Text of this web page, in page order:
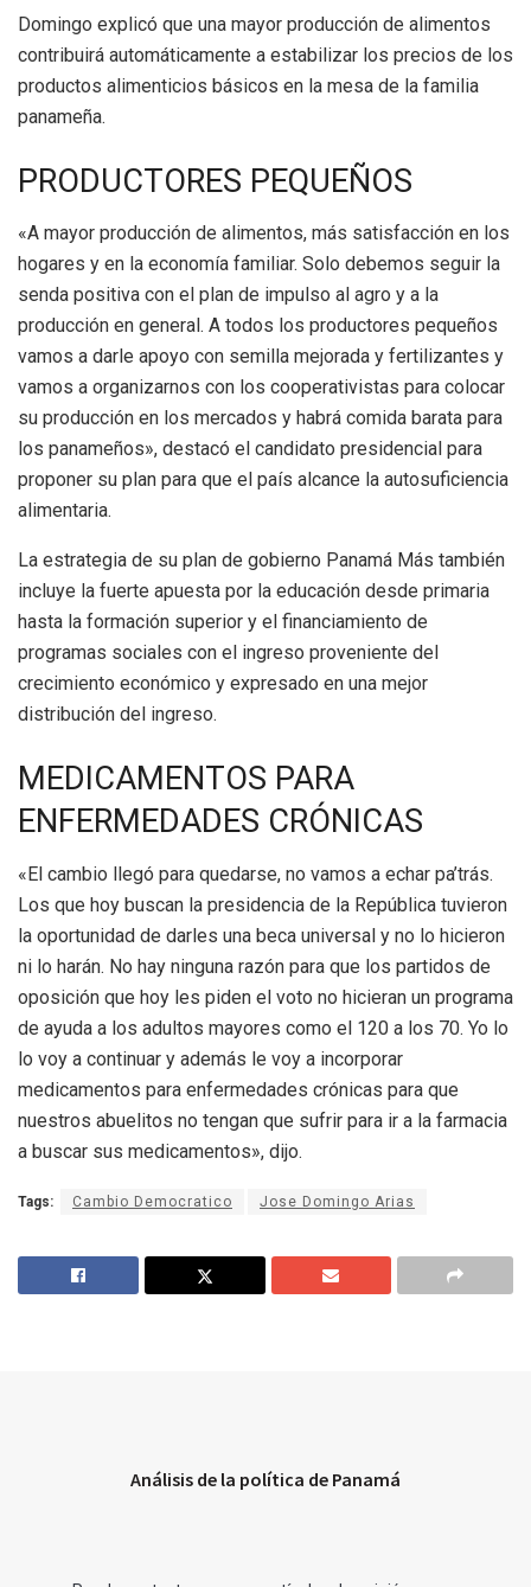
Domingo explicó que una mayor producción de alimentos
contribuirá automáticamente a estabilizar los precios de los
productos alimenticios básicos en la mesa de la familia
panameña.
PRODUCTORES PEQUEÑOS
«A mayor producción de alimentos, más satisfacción en los
hogares y en la economía familiar. Solo debemos seguir la
senda positiva con el plan de impulso al agro y a la
producción en general. A todos los productores pequeños
vamos a darle apoyo con semilla mejorada y fertilizantes y
vamos a organizarnos con los cooperativistas para colocar
su producción en los mercados y habrá comida barata para
los panameños», destacó el candidato presidencial para
proponer su plan para que el país alcance la autosuficiencia
alimentaria.
La estrategia de su plan de gobierno Panamá Más también
incluye la fuerte apuesta por la educación desde primaria
hasta la formación superior y el financiamiento de
programas sociales con el ingreso proveniente del
crecimiento económico y expresado en una mejor
distribución del ingreso.
MEDICAMENTOS PARA
ENFERMEDADES CRÓNICAS
«El cambio llegó para quedarse, no vamos a echar pa’trás.
Los que hoy buscan la presidencia de la República tuvieron
la oportunidad de darles una beca universal y no lo hicieron
ni lo harán. No hay ninguna razón para que los partidos de
oposición que hoy les piden el voto no hicieran un programa
de ayuda a los adultos mayores como el 120 a los 70. Yo lo
lo voy a continuar y además le voy a incorporar
medicamentos para enfermedades crónicas para que
nuestros abuelitos no tengan que sufrir para ir a la farmacia
a buscar sus medicamentos», dijo.
Tags: Cambio Democratico Jose Domingo Arias
Análisis de la política de Panamá